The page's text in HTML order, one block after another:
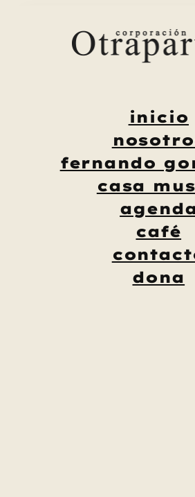
inicio
fernando
casa
café
dona